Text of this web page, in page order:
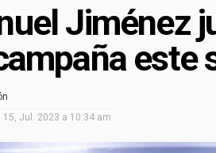
Jiménez
este
15, Jul. 2023 a 10:34 am